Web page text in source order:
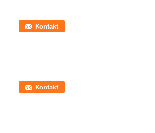
Kontakt
Kontakt